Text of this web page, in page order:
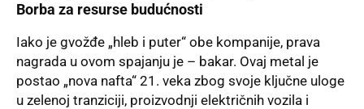
Borba za resurse budućnosti
Iako je gvožđe „hleb i puter“ obe kompanije, prava
nagrada u ovom spajanju je – bakar. Ovaj metal je
postao „nova nafta“ 21. veka zbog svoje ključne uloge
u zelenoj tranziciji, proizvodnji električnih vozila i